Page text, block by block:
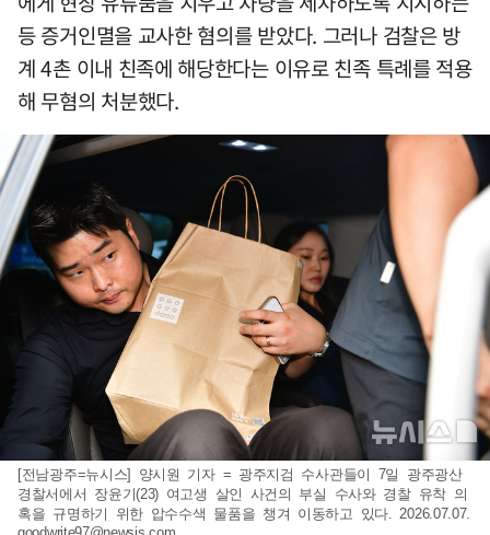
등 증거인멸을 교사한 혐의를 받았다. 그러나 검찰은 방
계 4촌 이내 친족에 해당한다는 이유로 친족 특례를 적용
해 무혐의 처분했다.
[전남광주=뉴시스] 양시원 기자 = 광주지검 수사관들이 7일 광주광산
경찰서에서 장윤기(23) 여고생 살인 사건의 부실 수사와 경찰 유착 의
혹을 규명하기 위한 압수수색 물품을 챙겨 이동하고 있다. 2026.07.07.